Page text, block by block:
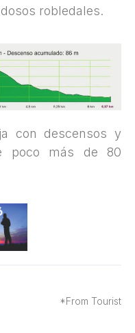
robledales.
con descensos y
poco más de 80
*From Tourist